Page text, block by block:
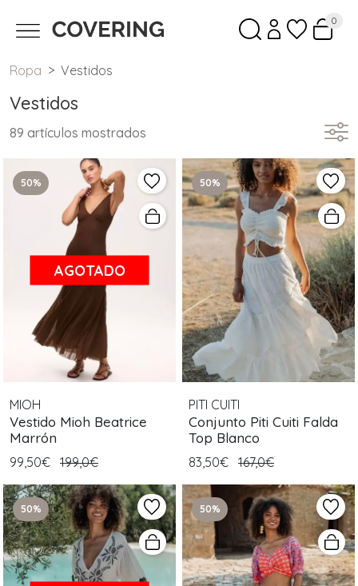
0
Ropa Vestidos
Vestidos
89 artículos mostrados
50%
AGOTADO
MIOH
Vestido Mioh Beatrice
Marrón
99,50€ 199,0€
50%
PITI CUITI
Conjunto Piti Cuiti Falda
Top Blanco
83,50€ 167,0€
50% 50%